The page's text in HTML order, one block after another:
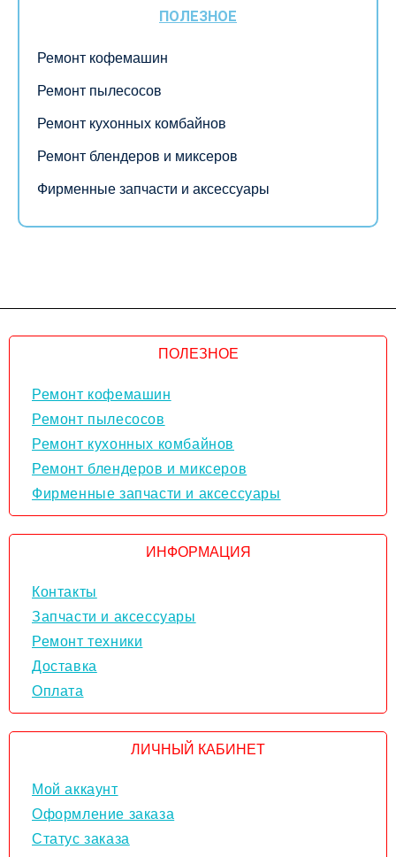
ПОЛЕЗНОЕ
Ремонт кофемашин
Ремонт пылесосов
Ремонт кухонных комбайнов
Ремонт блендеров и миксеров
Фирменные запчасти и аксессуары
ПОЛЕЗНОЕ
Ремонт кофемашин
Ремонт пылесосов
Ремонт кухонных комбайнов
Ремонт блендеров и миксеров
Фирменные запчасти и аксессуары
ИНФОРМАЦИЯ
Контакты
Запчасти и аксессуары
Ремонт техники
Доставка
Оплата
ЛИЧНЫЙ КАБИНЕТ
Мой аккаунт
Оформление заказа
Статус заказа